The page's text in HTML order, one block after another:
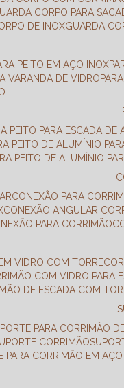
GUARDA CORPO PARA
DE INOX GUARDA
PEITO EM AÇO INOX
VARANDA DE VIDRO
PEITO PARA ESCADA DE
PEITO DE ALUMÍNIO
PEITO DE ALUMÍNIO
CONEXÃO PARA
CONEXÃO ANGULAR
PARA CORRIMÃO
EM VIDRO COM TORRE
COM VIDRO PARA
DE ESCADA COM
PARA CORRIMÃO
SUPORTE CORRIMÃO
PARA CORRIMÃO EM